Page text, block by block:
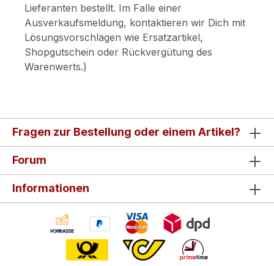
Lieferanten bestellt. Im Falle einer
Ausverkaufsmeldung, kontaktieren wir Dich mit
Lösungsvorschlägen wie Ersatzartikel,
Shopgutschein oder Rückvergütung des
Warenwerts.)
Fragen zur Bestellung oder einem Artikel?
Forum
Informationen